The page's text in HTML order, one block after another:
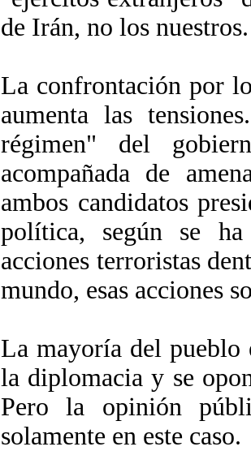
de Irán, no los nuestros.
La confrontación por
aumenta las
régimen" del
acompañada de
ambos candidatos
política, según se
acciones terroristas
mundo, esas acciones
La mayoría del pueblo
la diplomacia y se
Pero la opinión
solamente en este caso.